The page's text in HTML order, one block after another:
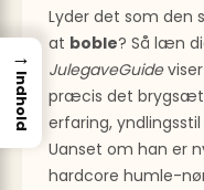
Lyder det som den
at boble? Så læn
JulegaveGuide
præcis det brygsæt
erfaring,
Uanset om han er
hardcore humle-
→
Indhold